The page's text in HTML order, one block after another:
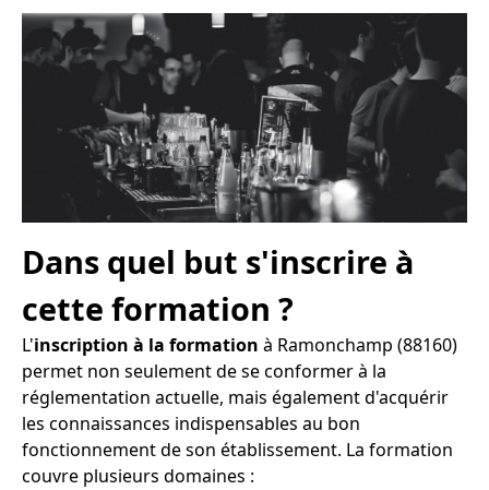
Dans quel but s'inscrire à
cette formation ?
L'inscription à la formation à Ramonchamp (88160)
permet non seulement de se conformer à la
réglementation actuelle, mais également d'acquérir
les connaissances indispensables au bon
fonctionnement de son établissement. La formation
couvre plusieurs domaines :